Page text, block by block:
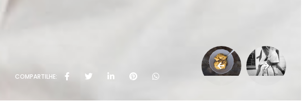
COMPARTILHE: